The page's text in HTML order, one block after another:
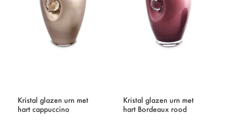
Kristal glazen urn met
hart cappuccino
Kristal glazen urn met
hart Bordeaux rood